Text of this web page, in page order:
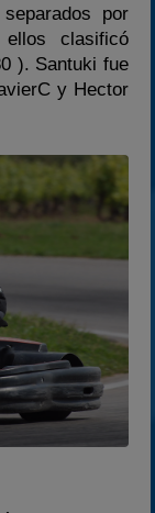
por
clasificó
). Santuki fue
y Hector